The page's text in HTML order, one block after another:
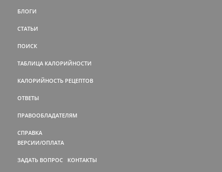
БЛОГИ
СТАТЬИ
ПОИСК
ТАБЛИЦА КАЛОРИЙНОСТИ
КАЛОРИЙНОСТЬ РЕЦЕПТОВ
ОТВЕТЫ
ПРАВООБЛАДАТЕЛЯМ
СПРАВКА
ВЕРСИИ/ОПЛАТА
ЗАДАТЬ ВОПРОС КОНТАКТЫ